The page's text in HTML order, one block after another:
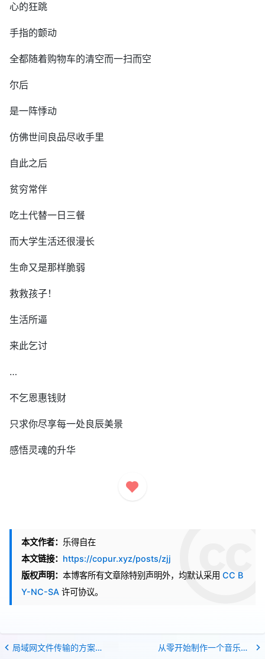
心的狂跳
手指的颤动
全都随着购物车的清空而一扫而空
尔后
是一阵悸动
仿佛世间良品尽收手里
自此之后
贫穷常伴
吃土代替一日三餐
而大学生活还很漫长
生命又是那样脆弱
救救孩子！
生活所逼
来此乞讨
…
不乞恩惠钱财
只求你尽享每一处良辰美景
感悟灵魂的升华
本文作者： 乐得自在
本文链接： https://copur.xyz/posts/zjj
版权声明： 本博客所有文章除特别声明外，均默认采用 CC B
Y-NC-SA 许可协议。
局域网文件传输的方案解决 从零开始制作一个音乐播放器